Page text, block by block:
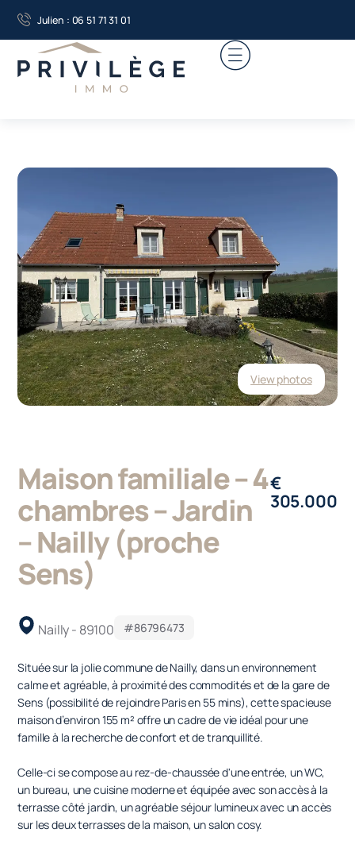
Julien : 06 51 71 31 01
View photos
Maison familiale – 4
chambres – Jardin
– Nailly (proche
Sens)
€
305.000
Nailly - 89100 #86796473
Située sur la jolie commune de Nailly, dans un environnement
calme et agréable, à proximité des commodités et de la gare de
Sens (possibilité de rejoindre Paris en 55 mins), cette spacieuse
maison d’environ 155 m² offre un cadre de vie idéal pour une
famille à la recherche de confort et de tranquillité.
Celle-ci se compose au rez-de-chaussée d'une entrée, un WC,
un bureau, une cuisine moderne et équipée avec son accès à la
terrasse côté jardin, un agréable séjour lumineux avec un accès
sur les deux terrasses de la maison, un salon cosy.